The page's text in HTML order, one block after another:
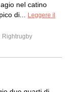
nel catino
di...
Leggere il
Rightrugby